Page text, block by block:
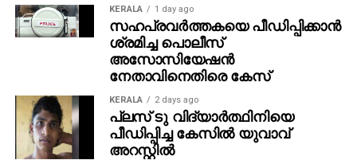
KERALA 1 day ago
സഹപ്രവര്‍ത്തകയെ പീഡിപ്പിക്കാന്‍
ശ്രമിച്ച പൊലീസ്
അസോസിയേഷന്‍
നേതാവിനെതിരെ കേസ്
KERALA 2 days ago
പ്ലസ് ടു വിദ്യാര്‍ത്ഥിനിയെ
പീഡിപ്പിച്ച കേസില്‍ യുവാവ്
അറസ്റ്റില്‍